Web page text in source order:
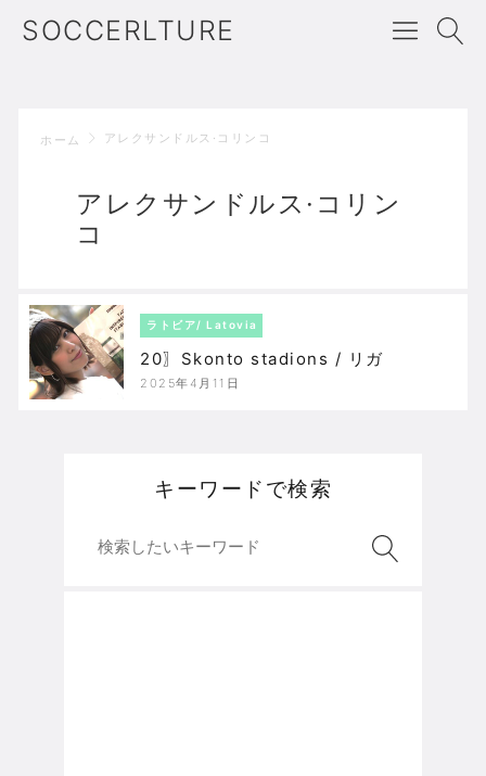
SOCCERLTURE
ホーム アレクサンドルス·コリンコ
アレクサンドルス·コリン
コ
ラトビア/ Latovia
20〗Skonto stadions / リガ
2025年4月11日
キーワードで検索